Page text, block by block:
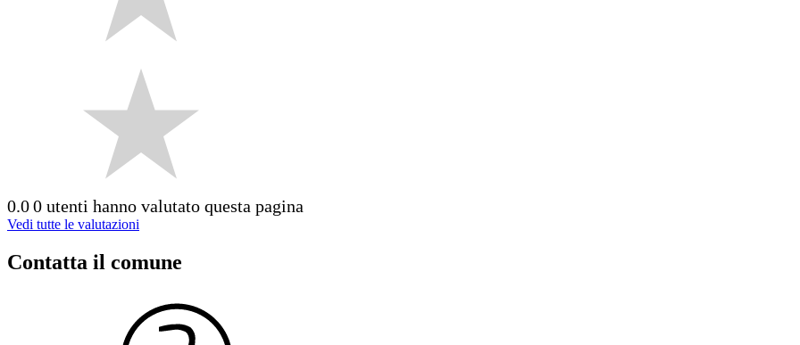
0.00 utenti hanno valutato questa pagina
Vedi tutte le valutazioni
Contatta il comune